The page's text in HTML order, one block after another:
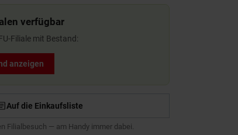
verfügbar
Filiale mit Bestand:
anzeigen
Auf die Einkaufsliste
Filialbesuch — am Handy immer dabei.